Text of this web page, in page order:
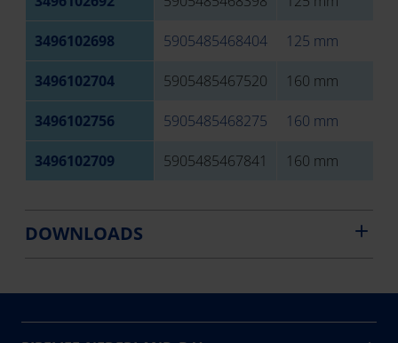
3496102698 5905485468404 125 mm
3496102704 5905485467520 160 mm
3496102756 5905485468275 160 mm
3496102709 5905485467841 160 mm
DOWNLOADS